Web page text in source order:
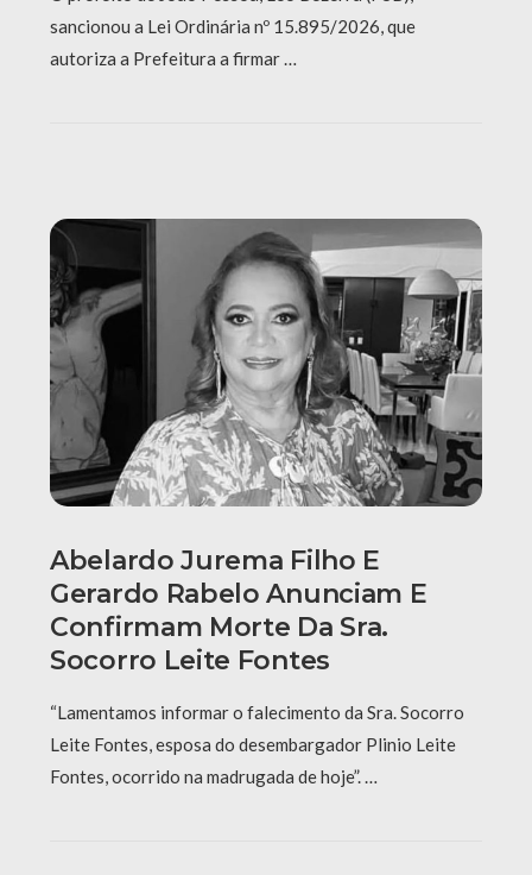
sancionou a Lei Ordinária nº 15.895/2026, que
autoriza a Prefeitura a firmar …
Abelardo Jurema Filho E
Gerardo Rabelo Anunciam E
Confirmam Morte Da Sra.
Socorro Leite Fontes
“Lamentamos informar o falecimento da Sra. Socorro
Leite Fontes, esposa do desembargador Plinio Leite
Fontes, ocorrido na madrugada de hoje”. …